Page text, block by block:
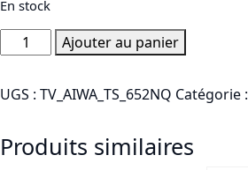
En stock
quantité
de
QLED
(165cm)
Ajouter au panier
UGS : TV_AIWA_TS_652NQ Catégorie :
Produits similaires